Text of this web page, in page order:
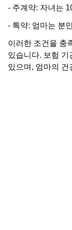
- 주계약: 자녀는
- 특약: 엄마는 분
이러한 조건을 충
있습니다. 보험 기
있으며, 엄마의 건